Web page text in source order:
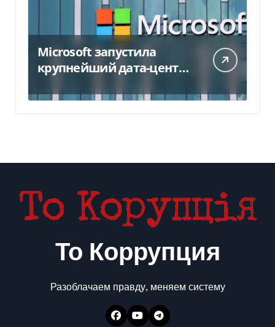
Microsoft запустила
крупнейший дата-центр
миллиарда
То Коррупция
Разоблачаем правду, меняем систему